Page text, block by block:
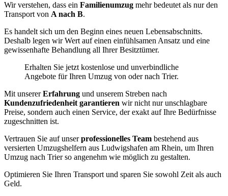
Wir verstehen, dass ein Familienumzug mehr bedeutet als nur den
Transport von A nach B.
Es handelt sich um den Beginn eines neuen Lebensabschnitts.
Deshalb legen wir Wert auf einen einfühlsamen Ansatz und eine
gewissenhafte Behandlung all Ihrer Besitztümer.
Erhalten Sie jetzt kostenlose und unverbindliche
Angebote für Ihren Umzug von oder nach Trier.
Mit unsererErfahrung und unserem Streben nach
Kundenzufriedenheit garantieren wir nicht nur unschlagbare
Preise, sondern auch einen Service, der exakt auf Ihre Bedürfnisse
zugeschnitten ist.
Vertrauen Sie auf unserprofessionelles Team bestehend aus
versierten Umzugshelfern aus Ludwigshafen am Rhein, um Ihren
Umzug nach Trier so angenehm wie möglich zu gestalten.
Optimieren Sie Ihren Transport und sparen Sie sowohl Zeit als auch
Geld.